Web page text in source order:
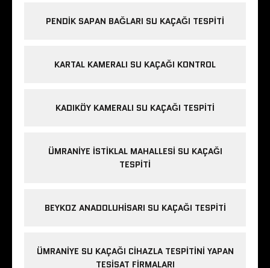
PENDIK SAPAN BAĞLARI SU KAÇAĞI TESPITI
KARTAL KAMERALI SU KAÇAĞI KONTROL
KADIKÖY KAMERALI SU KAÇAĞI TESPITI
ÜMRANIYE İSTIKLAL MAHALLESI SU KAÇAĞI
TESPITI
BEYKOZ ANADOLUHISARI SU KAÇAĞI TESPITI
ÜMRANIYE SU KAÇAĞI CIHAZLA TESPITINI YAPAN
TESISAT FIRMALARI